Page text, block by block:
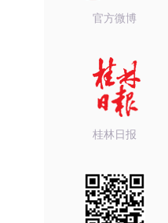
官方微博
桂林日报